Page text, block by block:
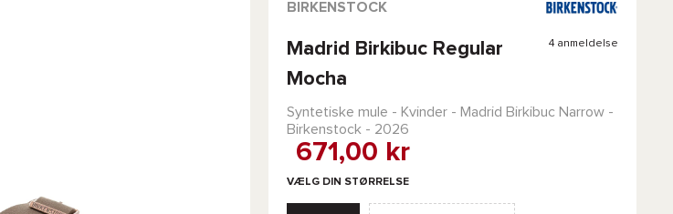
BIRKENSTOCK
Madrid Birkibuc Regular
Mocha
4 anmeldelse
Syntetiske mule - Kvinder - Madrid Birkibuc Narrow -
Birkenstock - 2026
671,00 kr
VÆLG DIN STØRRELSE